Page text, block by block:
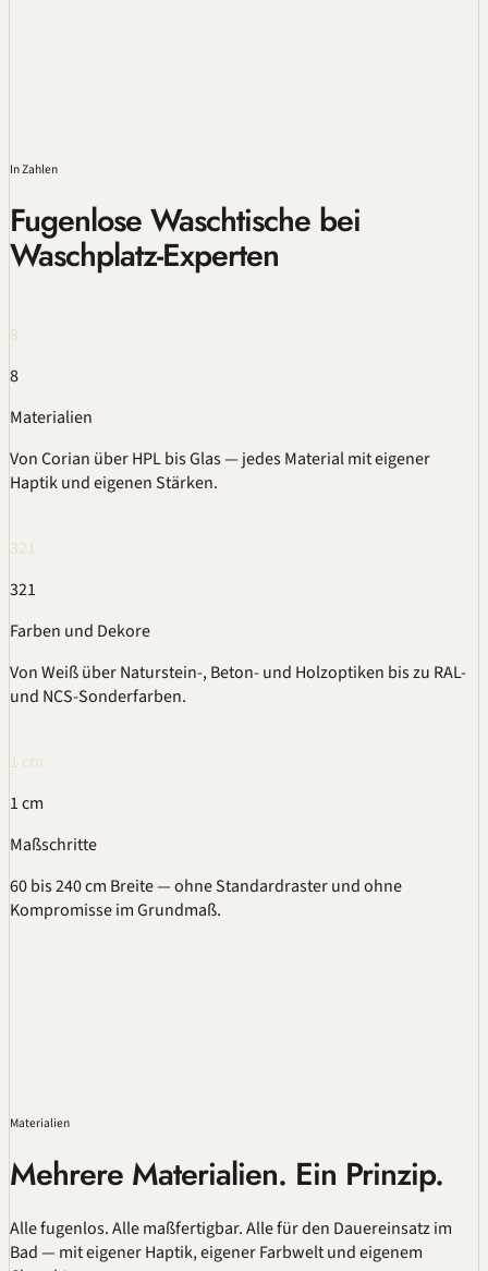
In Zahlen
Fugenlose Waschtische bei
Waschplatz-Experten
8
Materialien
VonCorian überHPLbis Glas — jedes Material mit eigener
Haptik und eigenen Stärken.
321
Farben und Dekore
Von Weiß über Naturstein-, Beton- und Holzoptiken bis zu RAL-
und NCS-Sonderfarben.
1 cm
Maßschritte
60 bis 240 cm Breite — ohne Standardraster und ohne
Kompromisse im Grundmaß.
Materialien
Mehrere Materialien. Ein Prinzip.
Allefugenlos. Alle maßfertigbar. Alle für den Dauereinsatz im
Bad — mit eigener Haptik, eigener Farbwelt und eigenem